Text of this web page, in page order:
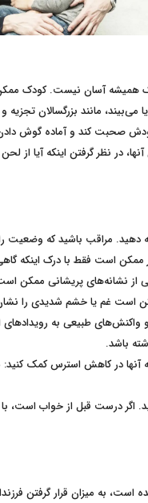
آسان نیست. کودک ممکن
مانند بزرگسالان تجزیه
صحبت کند و آماده گوش
در نظر گرفتن اینکه آیا
دهید. مراقب باشید که
ممکن است فقط با درک اینکه
از نشانه‌های پریشانی
است غم یا خشم شدیدی را
طبیعی به رویدادهای
باشد.
اگر درست قبل از خواب است،
است، به میزان قرار گرفتن